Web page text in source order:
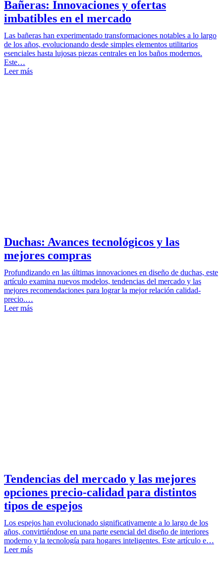
Bañeras: Innovaciones y ofertas
imbatibles en el mercado
Las bañeras han experimentado transformaciones notables a lo largo
de los años, evolucionando desde simples elementos utilitarios
esenciales hasta lujosas piezas centrales en los baños modernos.
Este…
Leer más
Duchas: Avances tecnológicos y las
mejores compras
Profundizando en las últimas innovaciones en diseño de duchas, este
artículo examina nuevos modelos, tendencias del mercado y las
mejores recomendaciones para lograr la mejor relación calidad-
precio.…
Leer más
Tendencias del mercado y las mejores
opciones precio-calidad para distintos
tipos de espejos
Los espejos han evolucionado significativamente a lo largo de los
años, convirtiéndose en una parte esencial del diseño de interiores
moderno y la tecnología para hogares inteligentes. Este artículo e…
Leer más